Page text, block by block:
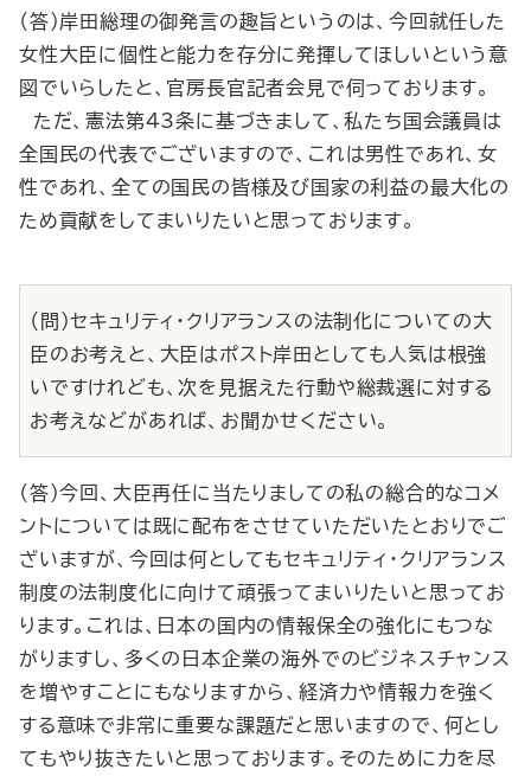
（答）岸田総理の御発言の趣旨というのは、今回就任した
女性大臣に個性と能力を存分に発揮してほしいという意
図でいらしたと、官房長官記者会見で伺っております。
ただ、憲法第43条に基づきまして、私たち国会議員は
全国民の代表でございますので、これは男性であれ、女
性であれ、全ての国民の皆様及び国家の利益の最大化の
ため貢献をしてまいりたいと思っております。
（問）セキュリティ・クリアランスの法制化についての大
臣のお考えと、大臣はポスト岸田としても人気は根強
いですけれども、次を見据えた行動や総裁選に対する
お考えなどがあれば、お聞かせください。
（答）今回、大臣再任に当たりましての私の総合的なコメ
ントについては既に配布をさせていただいたとおりでご
ざいますが、今回は何としてもセキュリティ・クリアランス
制度の法制度化に向けて頑張ってまいりたいと思ってお
ります。これは、日本の国内の情報保全の強化にもつな
がりますし、多くの日本企業の海外でのビジネスチャンス
を増やすことにもなりますから、経済力や情報力を強く
する意味で非常に重要な課題だと思いますので、何とし
てもやり抜きたいと思っております。そのために力を尽